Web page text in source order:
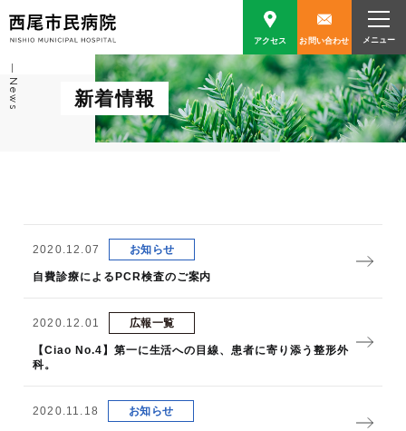
アクセス お問い合わせ
News 新着情報
2020.12.07 お知らせ
自費診療によるPCR検査のご案内
2020.12.01 広報一覧
【Ciao No.4】第一に生活への目線、患者に寄り添う整形外
科。
2020.11.18 お知らせ